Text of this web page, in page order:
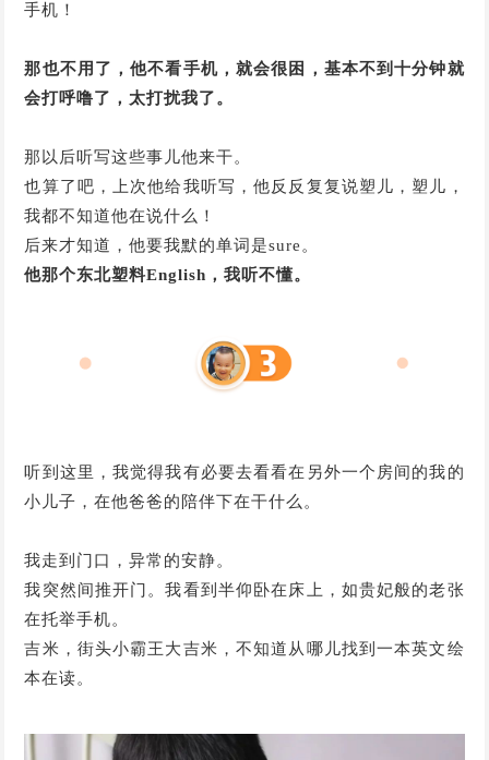
手机！
那也不用了，他不看手机，就会很困，基本不到十分钟就
会打呼噜了，太打扰我了。
那以后听写这些事儿他来干。
也算了吧，上次他给我听写，他反反复复说塑儿，塑儿，
我都不知道他在说什么！
后来才知道，他要我默的单词是sure。
他那个东北塑料English，我听不懂。
听到这里，我觉得我有必要去看看在另外一个房间的我的
小儿子，在他爸爸的陪伴下在干什么。
我走到门口，异常的安静。
我突然间推开门。我看到半仰卧在床上，如贵妃般的老张
在托举手机。
吉米，街头小霸王大吉米，不知道从哪儿找到一本英文绘
本在读。